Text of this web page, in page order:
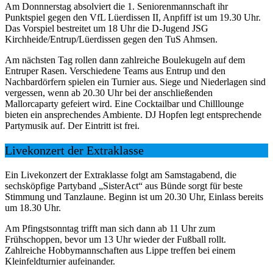
Am Donnnerstag absolviert die 1. Seniorenmannschaft ihr
Punktspiel gegen den VfL Lüerdissen II, Anpfiff ist um 19.30 Uhr.
Das Vorspiel bestreitet um 18 Uhr die D-Jugend JSG
Kirchheide/Entrup/Lüerdissen gegen den TuS Ahmsen.
Am nächsten Tag rollen dann zahlreiche Boulekugeln auf dem
Entruper Rasen. Verschiedene Teams aus Entrup und den
Nachbardörfern spielen ein Turnier aus. Siege und Niederlagen sind
vergessen, wenn ab 20.30 Uhr bei der anschließenden
Mallorcaparty gefeiert wird. Eine Cocktailbar und Chilllounge
bieten ein ansprechendes Ambiente. DJ Hopfen legt entsprechende
Partymusik auf. Der Eintritt ist frei.
Livekonzert der Extraklasse
Ein Livekonzert der Extraklasse folgt am Samstagabend, die
sechsköpfige Partyband „SisterAct“ aus Bünde sorgt für beste
Stimmung und Tanzlaune. Beginn ist um 20.30 Uhr, Einlass bereits
um 18.30 Uhr.
Am Pfingstsonntag trifft man sich dann ab 11 Uhr zum
Frühschoppen, bevor um 13 Uhr wieder der Fußball rollt.
Zahlreiche Hobbymannschaften aus Lippe treffen bei einem
Kleinfeldturnier aufeinander.